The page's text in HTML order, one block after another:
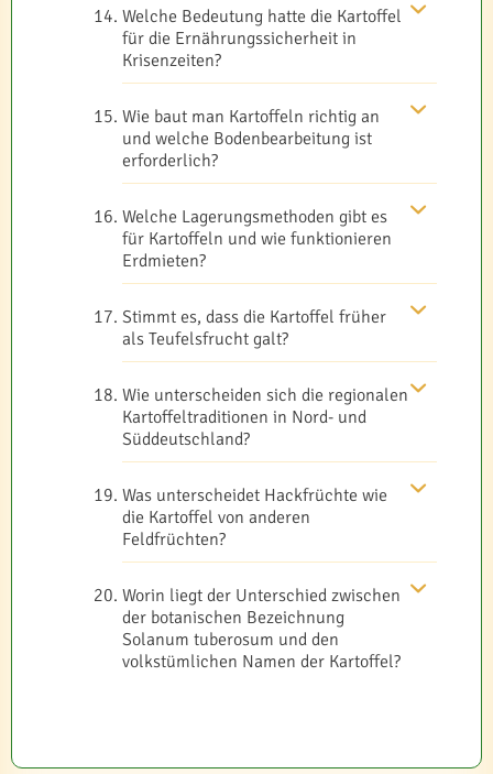
Welche Bedeutung hatte die Kartoffel
für die Ernährungssicherheit in
Krisenzeiten?
Wie baut man Kartoffeln richtig an
und welche Bodenbearbeitung ist
erforderlich?
Welche Lagerungsmethoden gibt es
für Kartoffeln und wie funktionieren
Erdmieten?
Stimmt es, dass die Kartoffel früher
als Teufelsfrucht galt?
Wie unterscheiden sich die regionalen
Kartoffeltraditionen in Nord- und
Süddeutschland?
Was unterscheidet Hackfrüchte wie
die Kartoffel von anderen
Feldfrüchten?
Worin liegt der Unterschied zwischen
der botanischen Bezeichnung
Solanum tuberosum und den
volkstümlichen Namen der Kartoffel?